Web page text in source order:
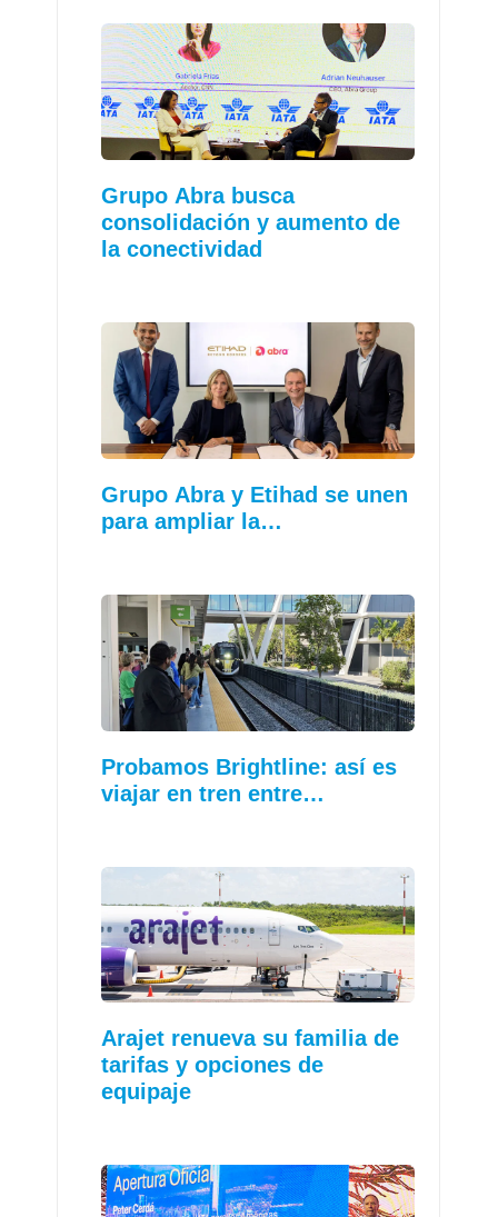
Grupo Abra busca
consolidación y aumento de
la conectividad
Grupo Abra y Etihad se unen
para ampliar la…
Probamos Brightline: así es
viajar en tren entre…
Arajet renueva su familia de
tarifas y opciones de
equipaje